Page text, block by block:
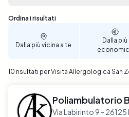
consentendoti di
meglio si adattano alle tue
per garantirti un'accurata
a San Zeno
Sono stati trovati 10 risultati
Ordina i risultati
Dalla più vicina a te
Dalla più
10 risultati per Visita Allergologica San
Poliambulatorio
Via Labirinto 9 - 26125